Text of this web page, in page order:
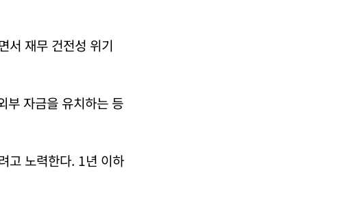
서 재무 건전성 위기
부 자금을 유치하는 등
고 노력한다. 1년 이하